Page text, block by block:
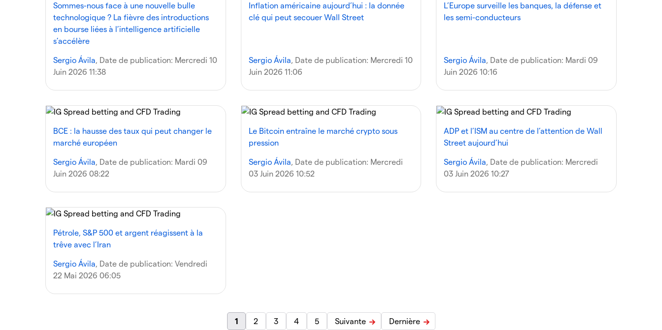
Sommes-nous face à une nouvelle bulle
technologique ? La fièvre des introductions
en bourse liées à l’intelligence artificielle
s’accélère
Sergio Ávila, Date de publication: Mercredi 10
Juin 2026 11:38
Inflation américaine aujourd’hui : la donnée
clé qui peut secouer Wall Street
Sergio Ávila, Date de publication: Mercredi 10
Juin 2026 11:06
L’Europe surveille les banques, la défense et
les semi-conducteurs
Sergio Ávila, Date de publication: Mardi 09
Juin 2026 10:16
BCE : la hausse des taux qui peut changer le
marché européen
Sergio Ávila, Date de publication: Mardi 09
Juin 2026 08:22
Le Bitcoin entraîne le marché crypto sous
pression
Sergio Ávila, Date de publication: Mercredi
03 Juin 2026 10:52
ADP et l’ISM au centre de l’attention de Wall
Street aujourd’hui
Sergio Ávila, Date de publication: Mercredi
03 Juin 2026 10:27
Pétrole, S&P 500 et argent réagissent à la
trêve avec l’Iran
Sergio Ávila, Date de publication: Vendredi
22 Mai 2026 06:05
1 2 3 4 5 Suivante Dernière